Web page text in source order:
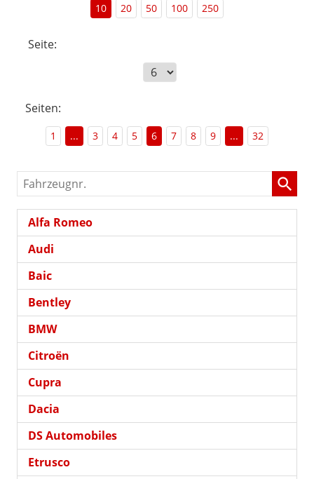
10 20 50 100 250
Seite:
Seiten:
1 ... 3 4 5 6 7 8 9 ... 32
Fahrzeugnr.
Alfa Romeo
Audi
Baic
Bentley
BMW
Citroën
Cupra
Dacia
DS Automobiles
Etrusco